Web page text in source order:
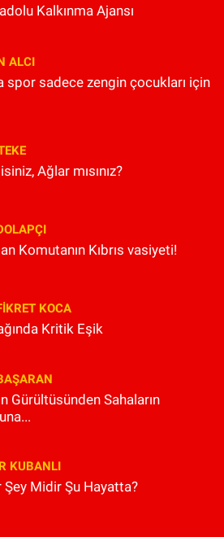
Kalkınma Ajansı
ALCI
spor sadece zengin çocukları için
Ağlar mısınız?
Komutanın Kıbrıs vasiyeti!
KOCA
Kritik Eşik
Gürültüsünden Sahaların
KUBANLI
Şey Midir Şu Hayatta?